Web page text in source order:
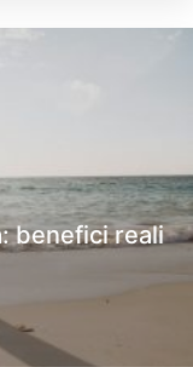
benefici reali